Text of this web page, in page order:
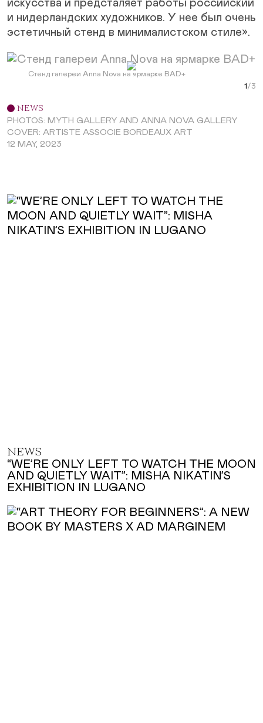
искусства и предсталяет работы российский
и нидерландских художников. У нее был очень
эстетичный стенд в минималистском стиле».
Next Slide
Стенд галереи Anna Nova на ярмарке BAD+
NEWS
PHOTOS: MYTH GALLERY AND ANNA NOVA GALLERY
COVER: ARTISTE ASSOCIE BORDEAUX ART
12 MAY, 2023
NEWS
“WE’RE ONLY LEFT TO WATCH THE MOON
AND QUIETLY WAIT”: MISHA NIKATIN’S
EXHIBITION IN LUGANO